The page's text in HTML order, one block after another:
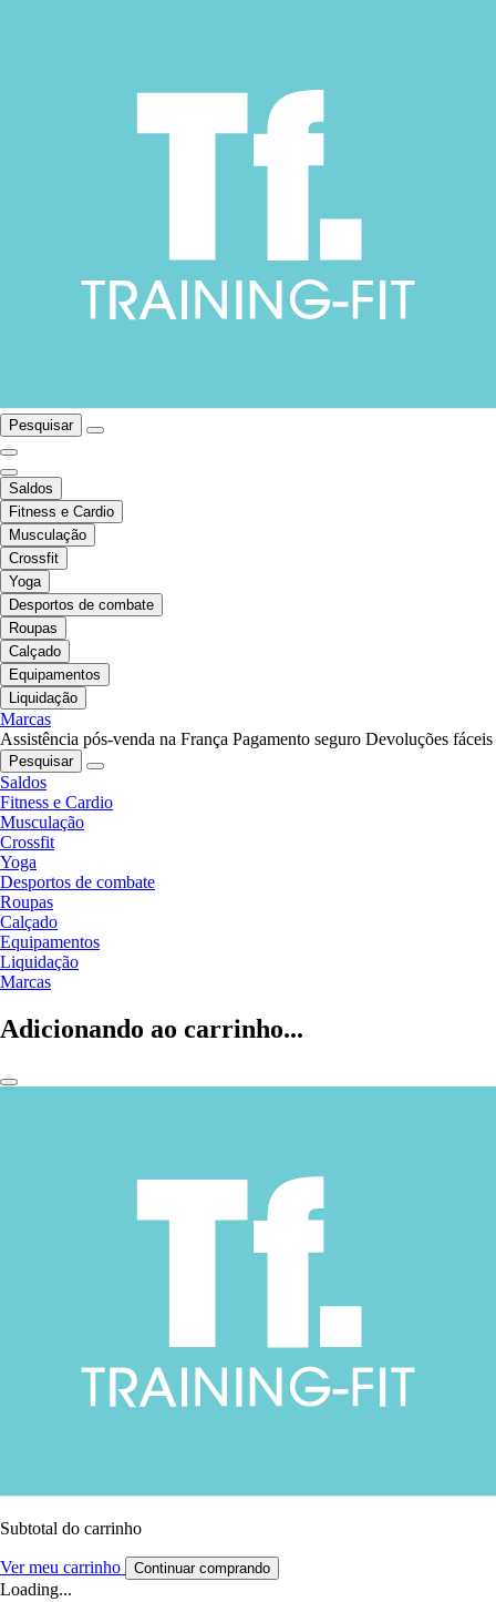
Pesquisar
Saldos
Fitness e Cardio
Musculação
Crossfit
Yoga
Desportos de combate
Roupas
Calçado
Equipamentos
Liquidação
Marcas
Assistência pós-venda na França Pagamento seguro Devoluções fáceis
Pesquisar
Saldos
Fitness e Cardio
Musculação
Crossfit
Yoga
Desportos de combate
Roupas
Calçado
Equipamentos
Liquidação
Marcas
Adicionando ao carrinho...
Subtotal do carrinho
Ver meu carrinho Continuar comprando
Loading...